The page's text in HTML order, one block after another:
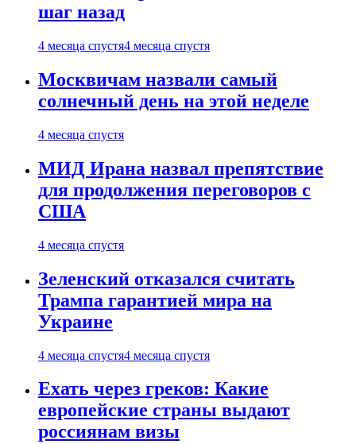
шаг назад
4 месяца спустя4 месяца спустя
Москвичам назвали самый
солнечный день на этой неделе
4 месяца спустя
МИД Ирана назвал препятствие
для продолжения переговоров с
США
4 месяца спустя
Зеленский отказался считать
Трампа гарантией мира на
Украине
4 месяца спустя4 месяца спустя
Ехать через греков: Какие
европейские страны выдают
россиянам визы